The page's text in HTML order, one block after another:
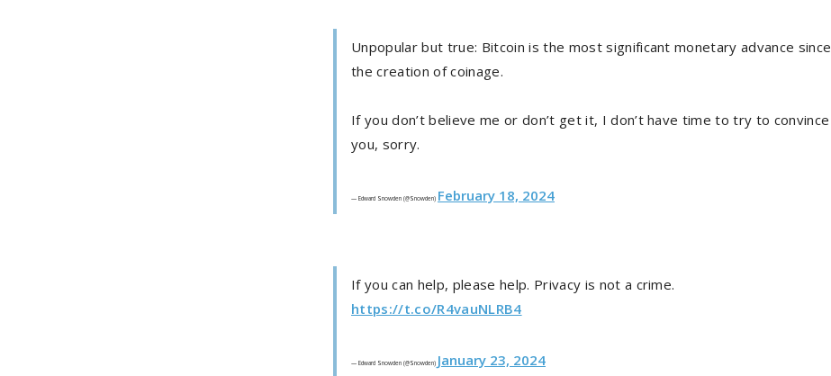
Unpopular but true: Bitcoin is the most significant monetary advance since
the creation of coinage.
If you don’t believe me or don’t get it, I don’t have time to try to convince
you, sorry.
— Edward Snowden (@Snowden) February 18, 2024
If you can help, please help. Privacy is not a crime.
https://t.co/R4vauNLRB4
— Edward Snowden (@Snowden) January 23, 2024